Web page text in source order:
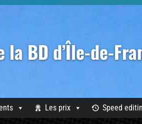
BD d’Île-de-
Les prix Speed